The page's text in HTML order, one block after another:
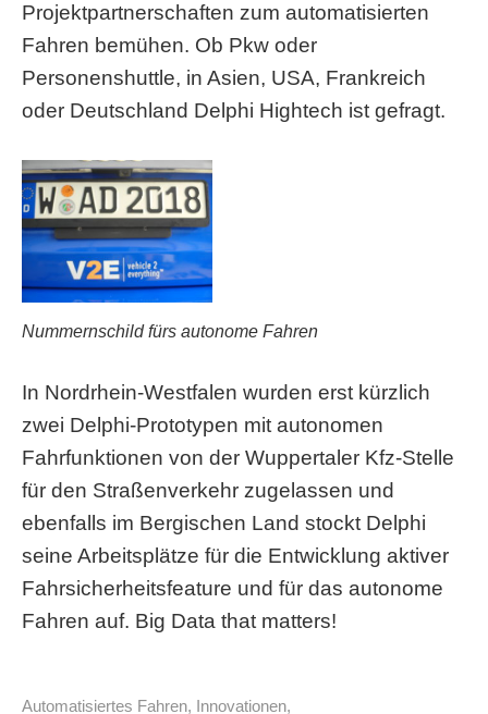
Projektpartnerschaften zum automatisierten
Fahren bemühen. Ob Pkw oder
Personenshuttle, in Asien, USA, Frankreich
oder Deutschland Delphi Hightech ist gefragt.
Nummernschild fürs autonome Fahren
In Nordrhein-Westfalen wurden erst kürzlich
zwei Delphi-Prototypen mit autonomen
Fahrfunktionen von der Wuppertaler Kfz-Stelle
für den Straßenverkehr zugelassen und
ebenfalls im Bergischen Land stockt Delphi
seine Arbeitsplätze für die Entwicklung aktiver
Fahrsicherheitsfeature und für das autonome
Fahren auf. Big Data that matters!
Automatisiertes Fahren, Innovationen,